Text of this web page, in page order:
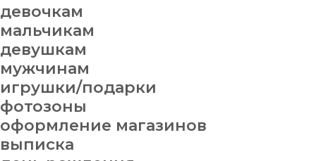
девочкам
мальчикам
девушкам
мужчинам
игрушки/подарки
фотозоны
оформление магазинов
выписка